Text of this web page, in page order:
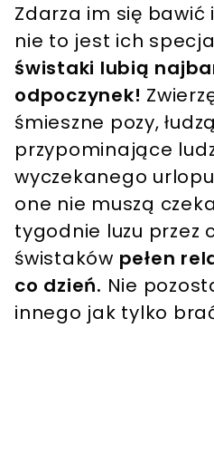
Zdarza im się bawić
nie to jest ich
świstaki lubią
odpoczynek!
śmieszne pozy,
przypominające
wyczekanego
one nie muszą
tygodnie luzu przez
świstaków pełen
co dzień. Nie
innego jak tylko